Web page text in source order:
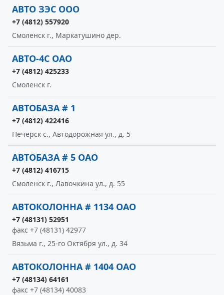
АВТО ЗЭС ООО
+7 (4812) 557920
Смоленск г., Маркатушино дер.
АВТО-4С ОАО
+7 (4812) 425233
Смоленск г.
АВТОБАЗА # 1
+7 (4812) 422416
Печерск с., Автодорожная ул., д. 5
АВТОБАЗА # 5 ОАО
+7 (4812) 416715
Смоленск г., Лавочкина ул., д. 55
АВТОКОЛОННА # 1134 ОАО
+7 (48131) 52951
факс +7 (48131) 42977
Вязьма г., 25-го Октября ул., д. 34
АВТОКОЛОННА # 1404 ОАО
+7 (48134) 64161
факс +7 (48134) 40083